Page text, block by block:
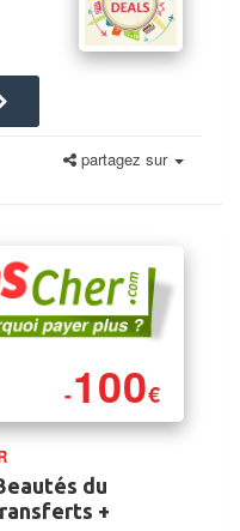
partagez sur
-100€
du
+